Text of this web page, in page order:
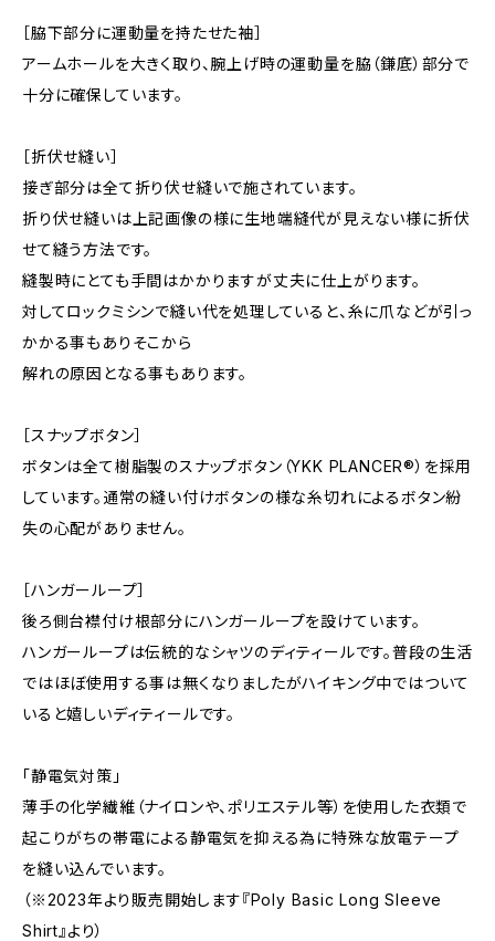
［脇下部分に運動量を持たせた袖］
アームホールを大きく取り、腕上げ時の運動量を脇（鎌底）部分で
十分に確保しています。
［折伏せ縫い］
接ぎ部分は全て折り伏せ縫いで施されています。
折り伏せ縫いは上記画像の様に生地端縫代が見えない様に折伏
せて縫う方法です。
縫製時にとても手間はかかりますが丈夫に仕上がります。
対してロックミシンで縫い代を処理していると、糸に爪などが引っ
かかる事もありそこから
解れの原因となる事もあります。
［スナップボタン］
ボタンは全て樹脂製のスナップボタン（YKK PLANCER®）を採用
しています。通常の縫い付けボタンの様な糸切れによるボタン紛
失の心配がありません。
［ハンガーループ］
後ろ側台襟付け根部分にハンガーループを設けています。
ハンガーループは伝統的なシャツのディティールです。普段の生活
ではほぼ使用する事は無くなりましたがハイキング中ではついて
いると嬉しいディティールです。
「静電気対策」
薄手の化学繊維（ナイロンや、ポリエステル等）を使用した衣類で
起こりがちの帯電による静電気を抑える為に特殊な放電テープ
を縫い込んでいます。
（※2023年より販売開始します『Poly Basic Long Sleeve
Shirt』より）